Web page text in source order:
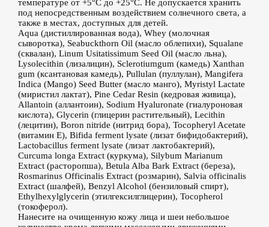
температуре от +5°С до +25°С. Не допускается хранить
под непосредственным воздействием солнечного света, а
также в местах, доступных для детей.
Aqua (дистиллированная вода), Whey (молочная
сыворотка), Seabuckthorn Oil (масло облепихи), Squalane
(сквалан), Linum Usitatissimum Seed Oil (масло льна),
Lysolecithin (лизалицин), Sclerotiumgum (камедь) Xanthan
gum (ксантановая камедь), Pullulan (пуллулан), Mangifera
Indica (Mango) Seed Butter (масло манго), Myristyl Lactate
(миристил лактат), Pine Cedar Resin (кедровая живица),
Allantoin (аллантоин), Sodium Hyaluronate (гиалуроновая
кислота), Glycerin (глицерин растительный), Lecithin
(лецитин), Boron nitride (нитрид бора), Tocopheryl Acetate
(витамин Е), Bifida ferment lysate (лизат бифидобактерий),
Lactobacillus ferment lysate (лизат лактобактерий),
Curcuma longa Extract (куркума), Silybum Marianum
Extract (расторопша), Betula Alba Bark Extract (береза),
Rosmarinus Officinalis Extract (розмарин), Salvia officinalis
Extract (шалфей), Benzyl Alcohol (бензиловый спирт),
Ethylhexylglycerin (этилгексилглицерин), Tocopherol
(токоферол).
Нанесите на очищенную кожу лица и шеи небольшое